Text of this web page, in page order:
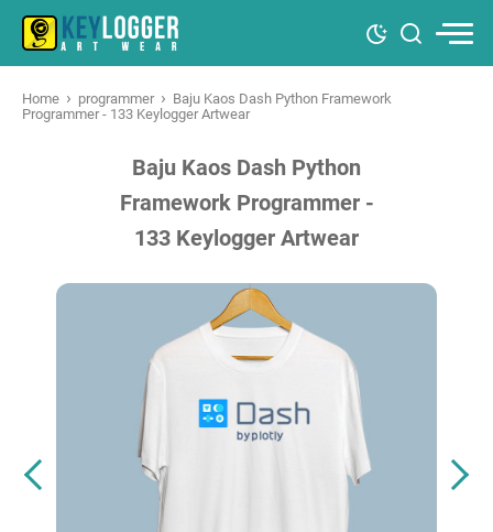
Home › programmer › Baju Kaos Dash Python Framework
Programmer - 133 Keylogger Artwear
Baju Kaos Dash Python
Framework Programmer -
133 Keylogger Artwear